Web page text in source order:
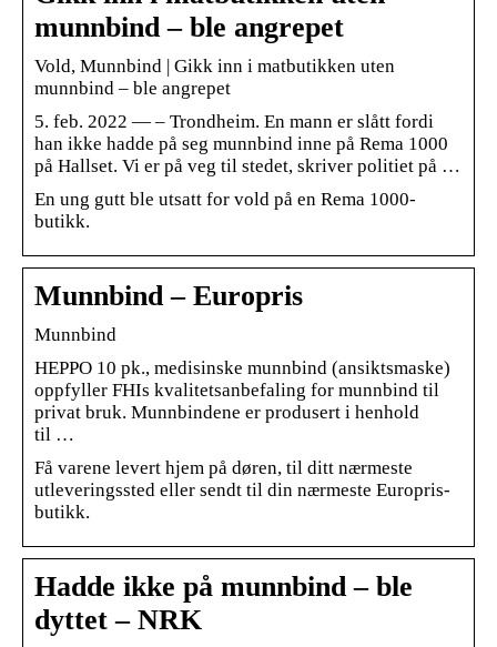
munnbind – ble angrepet
Vold, Munnbind | Gikk inn i matbutikken uten
munnbind – ble angrepet
5. feb. 2022 — – Trondheim. En mann er slått fordi
han ikke hadde på seg munnbind inne på Rema 1000
på Hallset. Vi er på veg til stedet, skriver politiet på …
En ung gutt ble utsatt for vold på en Rema 1000-
butikk.
Munnbind – Europris
Munnbind
HEPPO 10 pk., medisinske munnbind (ansiktsmaske)
oppfyller FHIs kvalitetsanbefaling for munnbind til
privat bruk. Munnbindene er produsert i henhold
til …
Få varene levert hjem på døren, til ditt nærmeste
utleveringssted eller sendt til din nærmeste Europris-
butikk.
Hadde ikke på munnbind – ble
dyttet – NRK